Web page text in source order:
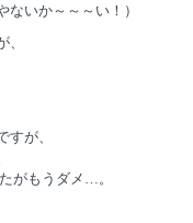
いか～～～い！）
が、
がもうダメ…。